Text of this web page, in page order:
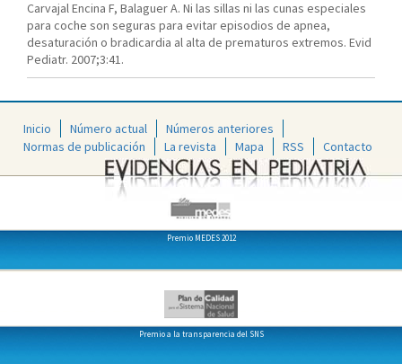
Carvajal Encina F, Balaguer A. Ni las sillas ni las cunas especiales
para coche son seguras para evitar episodios de apnea,
desaturación o bradicardia al alta de prematuros extremos. Evid
Pediatr. 2007;3:41.
Inicio Número actual
Números anteriores
Normas de publicación
La revista Mapa RSS Contacto
Premio MEDES 2012
Premio a la transparencia del SNS